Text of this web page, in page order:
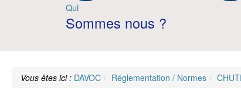
Qui
Sommes nous ?
Vous êtes ici : DAVOC Réglementation / Normes